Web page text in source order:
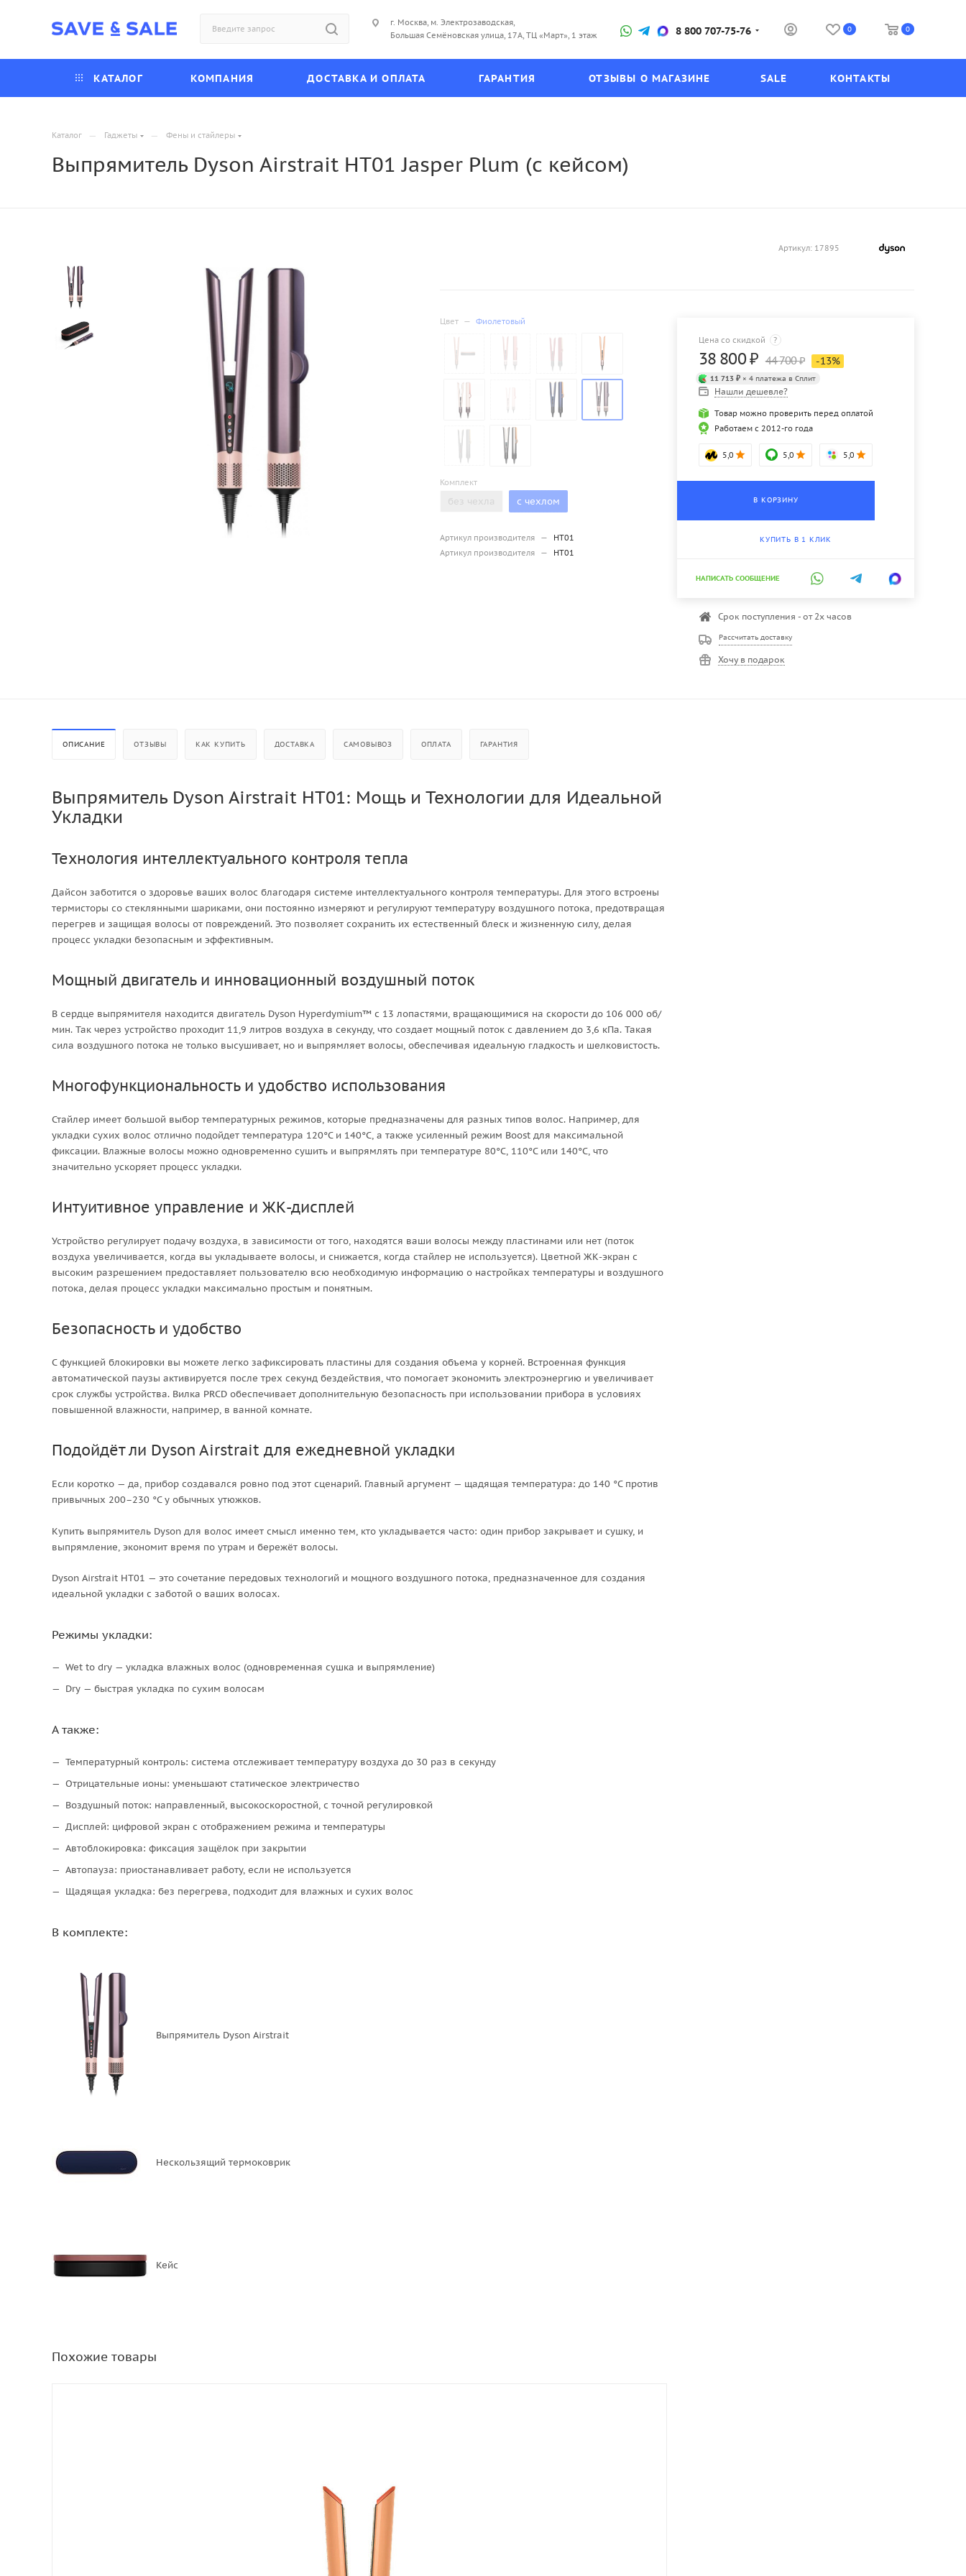
г. Москва, м. Электрозаводская,
Большая Семёновская улица, 17А, ТЦ «Март», 1 этаж
8 800 707-75-76 0 0
КАТАЛОГ КОМПАНИЯ ДОСТАВКА И ОПЛАТА ГАРАНТИЯ ОТЗЫВЫ О МАГАЗИНЕ SALE КОНТАКТЫ
Каталог — Гаджеты — Фены и стайлеры
Выпрямитель Dyson Airstrait HT01 Jasper Plum (с кейсом)
Артикул: 17895
Цвет — Фиолетовый
Комплект
без чехла с чехлом
Артикул производителя —
HT01
Артикул производителя
— HT01
Цена со скидкой ?
38 800₽ 44 700₽ -13%
11 713 ₽ × 4 платежа в Сплит
Нашли дешевле?
Товар можно проверить перед оплатой
Работаем с 2012-го года
5,0 5,0 5,0
В КОРЗИНУ
КУПИТЬ В 1 КЛИК
НАПИСАТЬ СООБЩЕНИЕ
Срок поступления - от 2х часов
Рассчитать доставку
Хочу в подарок
ОПИСАНИЕ ОТЗЫВЫ КАК КУПИТЬ ДОСТАВКА САМОВЫВОЗ ОПЛАТА ГАРАНТИЯ
Выпрямитель Dyson Airstrait HT01: Мощь и Технологии для Идеальной
Укладки
Технология интеллектуального контроля тепла
Дайсон заботится о здоровье ваших волос благодаря системе интеллектуального контроля температуры. Для этого встроены
термисторы со стеклянными шариками, они постоянно измеряют и регулируют температуру воздушного потока, предотвращая
перегрев и защищая волосы от повреждений. Это позволяет сохранить их естественный блеск и жизненную силу, делая
процесс укладки безопасным и эффективным.
Мощный двигатель и инновационный воздушный поток
В сердце выпрямителя находится двигатель Dyson Hyperdymium™ с 13 лопастями, вращающимися на скорости до 106 000 об/
мин. Так через устройство проходит 11,9 литров воздуха в секунду, что создает мощный поток с давлением до 3,6 кПа. Такая
сила воздушного потока не только высушивает, но и выпрямляет волосы, обеспечивая идеальную гладкость и шелковистость.
Многофункциональность и удобство использования
Стайлер имеет большой выбор температурных режимов, которые предназначены для разных типов волос. Например, для
укладки сухих волос отлично подойдет температура 120°C и 140°C, а также усиленный режим Boost для максимальной
фиксации. Влажные волосы можно одновременно сушить и выпрямлять при температуре 80°C, 110°C или 140°C, что
значительно ускоряет процесс укладки.
Интуитивное управление и ЖК-дисплей
Устройство регулирует подачу воздуха, в зависимости от того, находятся ваши волосы между пластинами или нет (поток
воздуха увеличивается, когда вы укладываете волосы, и снижается, когда стайлер не используется). Цветной ЖК-экран с
высоким разрешением предоставляет пользователю всю необходимую информацию о настройках температуры и воздушного
потока, делая процесс укладки максимально простым и понятным.
Безопасность и удобство
С функцией блокировки вы можете легко зафиксировать пластины для создания объема у корней. Встроенная функция
автоматической паузы активируется после трех секунд бездействия, что помогает экономить электроэнергию и увеличивает
срок службы устройства. Вилка PRCD обеспечивает дополнительную безопасность при использовании прибора в условиях
повышенной влажности, например, в ванной комнате.
Подойдёт ли Dyson Airstrait для ежедневной укладки
Если коротко — да, прибор создавался ровно под этот сценарий. Главный аргумент — щадящая температура: до 140 °C против
привычных 200–230 °C у обычных утюжков.
Купить выпрямитель Dyson для волос имеет смысл именно тем, кто укладывается часто: один прибор закрывает и сушку, и
выпрямление, экономит время по утрам и бережёт волосы.
Dyson Airstrait HT01 — это сочетание передовых технологий и мощного воздушного потока, предназначенное для создания
идеальной укладки с заботой о ваших волосах.
Режимы укладки:
Wet to dry — укладка влажных волос (одновременная сушка и выпрямление)
Dry — быстрая укладка по сухим волосам
А также:
Температурный контроль: система отслеживает температуру воздуха до 30 раз в секунду
Отрицательные ионы: уменьшают статическое электричество
Воздушный поток: направленный, высокоскоростной, с точной регулировкой
Дисплей: цифровой экран с отображением режима и температуры
Автоблокировка: фиксация защёлок при закрытии
Автопауза: приостанавливает работу, если не используется
Щадящая укладка: без перегрева, подходит для влажных и сухих волос
В комплекте:
Выпрямитель Dyson Airstrait
Нескользящий термоковрик
Кейс
Похожие товары